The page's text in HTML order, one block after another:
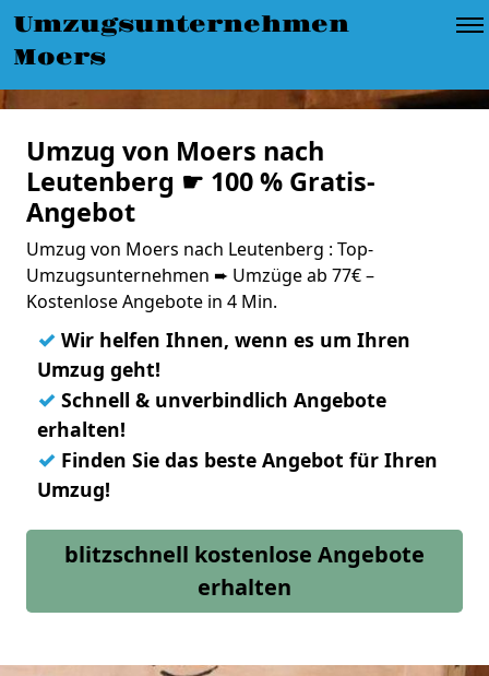
Umzugsunternehmen
Moers
Umzug von Moers nach
Leutenberg ☛ 100 % Gratis-
Angebot
Umzug von Moers nach Leutenberg : Top-
Umzugsunternehmen ➨ Umzüge ab 77€ –
Kostenlose Angebote in 4 Min.
✓ Wir helfen Ihnen, wenn es um Ihren
Umzug geht!
✓ Schnell & unverbindlich Angebote
erhalten!
✓ Finden Sie das beste Angebot für Ihren
Umzug!
blitzschnell kostenlose Angebote
erhalten